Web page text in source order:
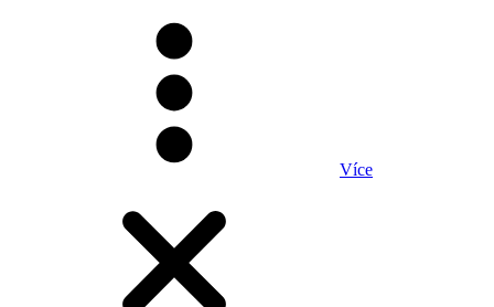
Více